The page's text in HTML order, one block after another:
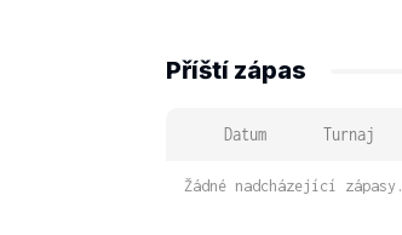
Příští zápas
Datum Turnaj
Žádné nadcházející zápasy.